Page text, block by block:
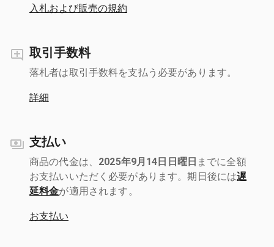
入札および販売の規約
取引手数料
落札者は取引手数料を支払う必要があります。
詳細
支払い
商品の代金は、 2025年9月14日日曜日 までに全額
お支払いいただく必要があります。期日後には遅
延料金が適用されます。
お支払い